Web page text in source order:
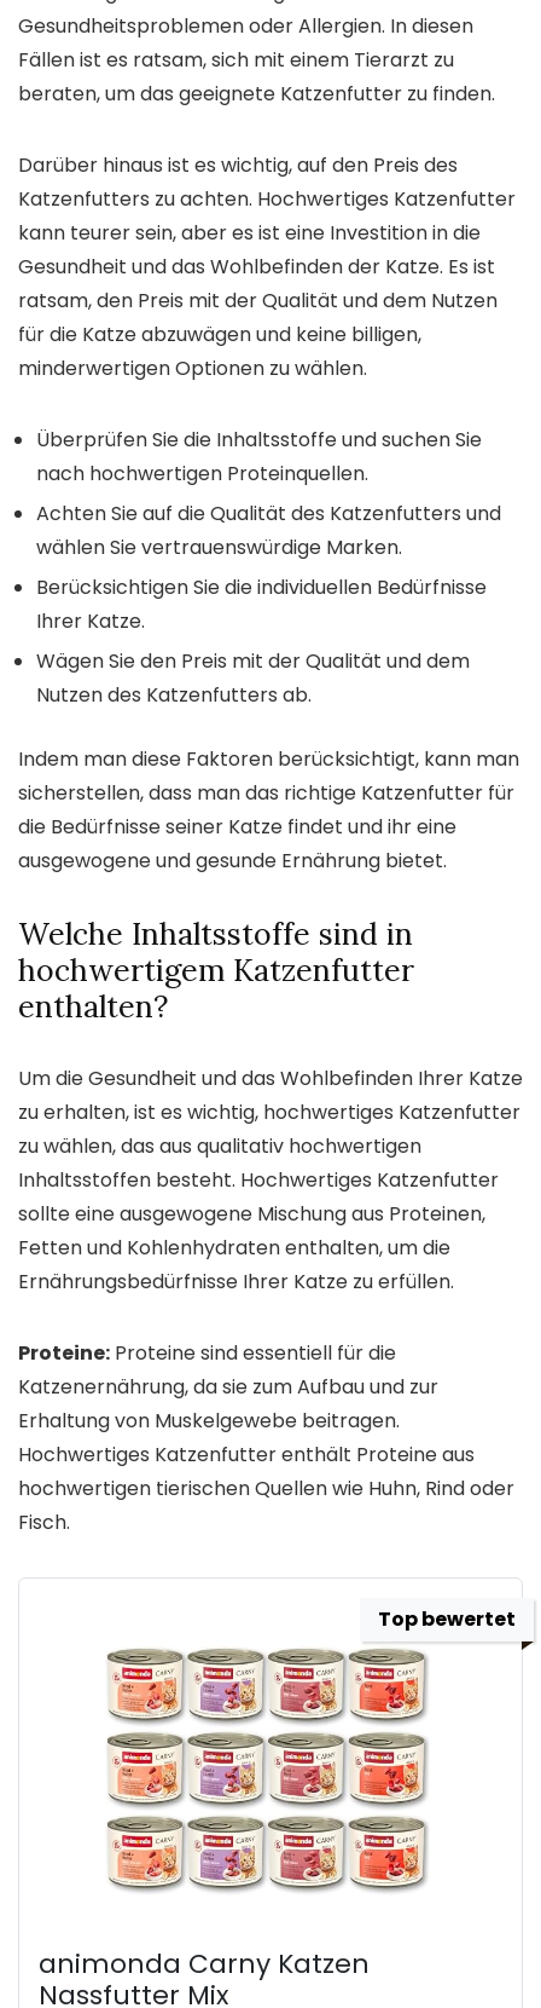
Gesundheitsproblemen oder Allergien. In diesen
Fällen ist es ratsam, sich mit einem Tierarzt zu
beraten, um das geeignete Katzenfutter zu finden.
Darüber hinaus ist es wichtig, auf den Preis des
Katzenfutters zu achten. Hochwertiges Katzenfutter
kann teurer sein, aber es ist eine Investition in die
Gesundheit und das Wohlbefinden der Katze. Es ist
ratsam, den Preis mit der Qualität und dem Nutzen
für die Katze abzuwägen und keine billigen,
minderwertigen Optionen zu wählen.
Überprüfen Sie die Inhaltsstoffe und suchen Sie
nach hochwertigen Proteinquellen.
Achten Sie auf die Qualität des Katzenfutters und
wählen Sie vertrauenswürdige Marken.
Berücksichtigen Sie die individuellen Bedürfnisse
Ihrer Katze.
Wägen Sie den Preis mit der Qualität und dem
Nutzen des Katzenfutters ab.
Indem man diese Faktoren berücksichtigt, kann man
sicherstellen, dass man das richtige Katzenfutter für
die Bedürfnisse seiner Katze findet und ihr eine
ausgewogene und gesunde Ernährung bietet.
Welche Inhaltsstoffe sind in
hochwertigem Katzenfutter
enthalten?
Um die Gesundheit und das Wohlbefinden Ihrer Katze
zu erhalten, ist es wichtig, hochwertiges Katzenfutter
zu wählen, das aus qualitativ hochwertigen
Inhaltsstoffen besteht. Hochwertiges Katzenfutter
sollte eine ausgewogene Mischung aus Proteinen,
Fetten und Kohlenhydraten enthalten, um die
Ernährungsbedürfnisse Ihrer Katze zu erfüllen.
Proteine: Proteine sind essentiell für die
Katzenernährung, da sie zum Aufbau und zur
Erhaltung von Muskelgewebe beitragen.
Hochwertiges Katzenfutter enthält Proteine aus
hochwertigen tierischen Quellen wie Huhn, Rind oder
Fisch.
Top bewertet
animonda Carny Katzen
Nassfutter Mix